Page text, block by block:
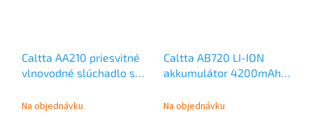
Caltta AA210 priesvitné
vlnovodné slúchadlo s
PH660
Na objednávku
Caltta AB720 LI-ION
akkumulátor 4200mAh
Na objednávku